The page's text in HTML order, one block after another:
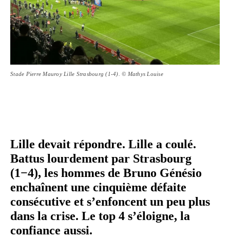
Stade Pierre Mauroy Lille Strasbourg (1-4). © Mathys Louise
Lille devait répondre. Lille a coulé.
Battus lour­de­ment par Strasbourg
(1−4), les hommes de Bruno Génésio
enchaînent une cinquième défaite
consé­cu­tive et s’enfoncent un peu plus
dans la crise. Le top 4 s’éloigne, la
confiance aussi.